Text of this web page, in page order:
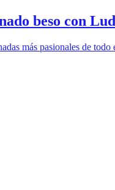
beso con
más pasionales de